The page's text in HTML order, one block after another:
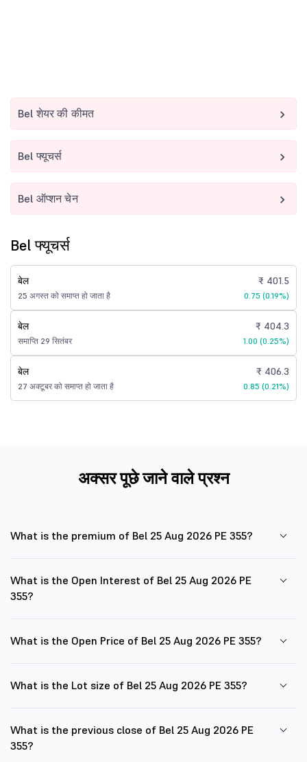
Bel शेयर की कीमत
Bel फ्यूचर्स
Bel ऑप्शन चेन
Bel फ्यूचर्स
बेल
25 अगस्त को समाप्त हो जाता है
₹ 401.5
0.75 (0.19%)
बेल
समाप्ति 29 सितंबर
₹ 404.3
1.00 (0.25%)
बेल
27 अक्टूबर को समाप्त हो जाता है
₹ 406.3
0.85 (0.21%)
अक्सर पूछे जाने वाले प्रश्न
What is the premium of Bel 25 Aug 2026 PE 355?
What is the Open Interest of Bel 25 Aug 2026 PE
355?
What is the Open Price of Bel 25 Aug 2026 PE 355?
What is the Lot size of Bel 25 Aug 2026 PE 355?
What is the previous close of Bel 25 Aug 2026 PE
355?